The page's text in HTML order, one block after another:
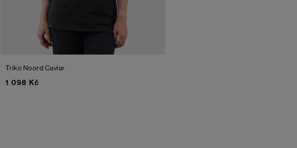
Triko Noord Caviar
1 098 Kč